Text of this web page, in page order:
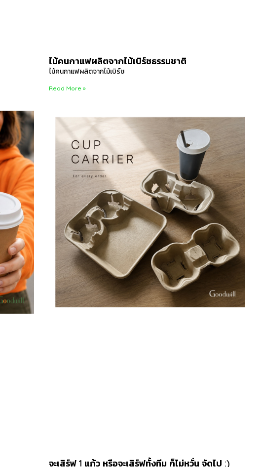
ไม้คนกาแฟผลิตจากไม้เบิร์ชธรรมชาติ
ไม้คนกาแฟผลิตจากไม้เบิร์ช
Read More »
จะเสิร์ฟ 1 แก้ว หรือจะเสิร์ฟทั้งทีม ก็ไม่หวั่น จัดไป :)